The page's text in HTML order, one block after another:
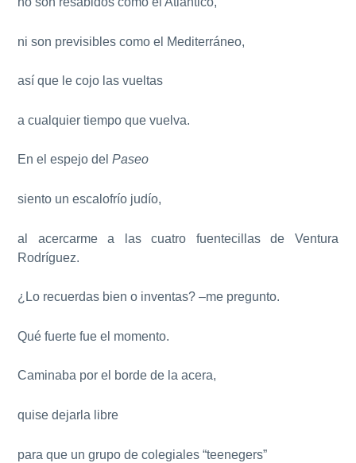
ni son previsibles como el Mediterráneo,
así que le cojo las vueltas
a cualquier tiempo que vuelva.
En el espejo delPaseo
siento un escalofrío judío,
al acercarme a las cuatro fuentecillas de Ventura
Rodríguez.
¿Lo recuerdas bien o inventas? –me pregunto.
Qué fuerte fue el momento.
Caminaba por el borde de la acera,
quise dejarla libre
para que un grupo de colegiales “teenegers”